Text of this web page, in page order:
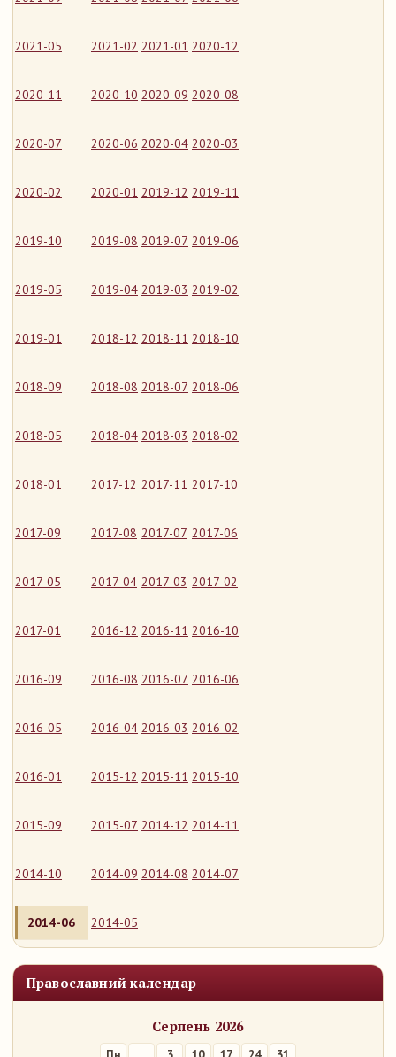
2021-05 2021-02 2021-01 2020-12
2020-11 2020-10 2020-09 2020-08
2020-07 2020-06 2020-04 2020-03
2020-02 2020-01 2019-12 2019-11
2019-10 2019-08 2019-07 2019-06
2019-05 2019-04 2019-03 2019-02
2019-01 2018-12 2018-11 2018-10
2018-09 2018-08 2018-07 2018-06
2018-05 2018-04 2018-03 2018-02
2018-01 2017-12 2017-11 2017-10
2017-09 2017-08 2017-07 2017-06
2017-05 2017-04 2017-03 2017-02
2017-01 2016-12 2016-11 2016-10
2016-09 2016-08 2016-07 2016-06
2016-05 2016-04 2016-03 2016-02
2016-01 2015-12 2015-11 2015-10
2015-09 2015-07 2014-12 2014-11
2014-10 2014-09 2014-08 2014-07
2014-06 2014-05
Православний календар
Серпень 2026